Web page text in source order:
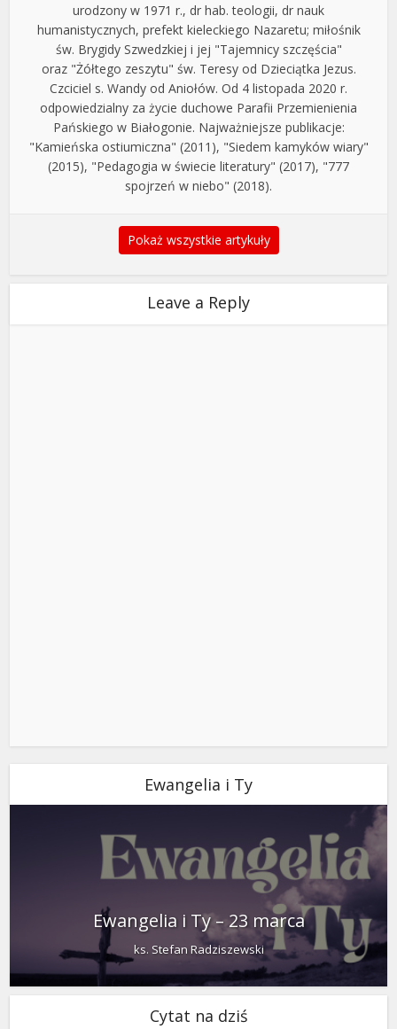
urodzony w 1971 r., dr hab. teologii, dr nauk
humanistycznych, prefekt kieleckiego Nazaretu; miłośnik
św. Brygidy Szwedzkiej i jej "Tajemnicy szczęścia"
oraz "Żółtego zeszytu" św. Teresy od Dzieciątka Jezus.
Czciciel s. Wandy od Aniołów. Od 4 listopada 2020 r.
odpowiedzialny za życie duchowe Parafii Przemienienia
Pańskiego w Białogonie. Najważniejsze publikacje:
"Kamieńska ostiumiczna" (2011), "Siedem kamyków wiary"
(2015), "Pedagogia w świecie literatury" (2017), "777
spojrzeń w niebo" (2018).
Pokaż wszystkie artykuły
Leave a Reply
Ewangelia i Ty
Ewangelia i Ty – 23 marca
ks. Stefan Radziszewski
Cytat na dziś